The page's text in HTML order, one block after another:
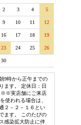
2 3 4 5
9 10 11 12
16 17 18 19
23 24 25 26
30
9時から正午までの
ます。 定休日：日
※※実店舗にご来店
使われる場合は、
２－２－１６とい
ます。 このたびの
感染拡大防止に伴